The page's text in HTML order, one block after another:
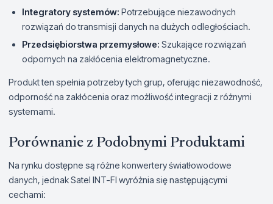
Integratory systemów: Potrzebujące niezawodnych
rozwiązań do transmisji danych na dużych odległościach.
Przedsiębiorstwa przemysłowe: Szukające rozwiązań
odpornych na zakłócenia elektromagnetyczne.
Produkt ten spełnia potrzeby tych grup, oferując niezawodność,
odporność na zakłócenia oraz możliwość integracji z różnymi
systemami.
Porównanie z Podobnymi Produktami
Na rynku dostępne są różne konwertery światłowodowe
danych, jednak Satel INT-FI wyróżnia się następującymi
cechami: